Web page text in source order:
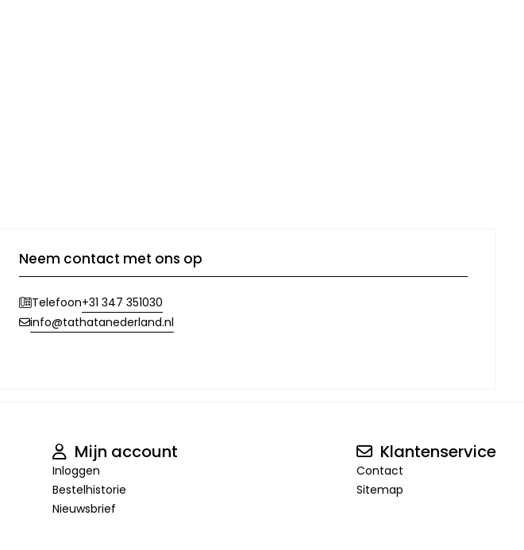
Neem contact met ons op
Telefoon+31 347 351030
info@tathatanederland.nl
Mijn account
Inloggen
Bestelhistorie
Nieuwsbrief
Klantenservice
Contact
Sitemap